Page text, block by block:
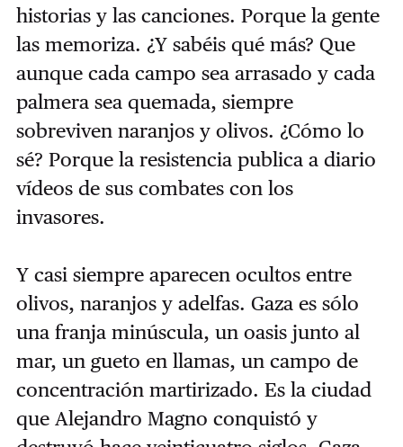
historias y las canciones. Porque la gente
las memoriza. ¿Y sabéis qué más? Que
aunque cada campo sea arrasado y cada
palmera sea quemada, siempre
sobreviven naranjos y olivos. ¿Cómo lo
sé? Porque la resistencia publica a diario
vídeos de sus combates con los
invasores.
Y casi siempre aparecen ocultos entre
olivos, naranjos y adelfas. Gaza es sólo
una franja minúscula, un oasis junto al
mar, un gueto en llamas, un campo de
concentración martirizado. Es la ciudad
que Alejandro Magno conquistó y